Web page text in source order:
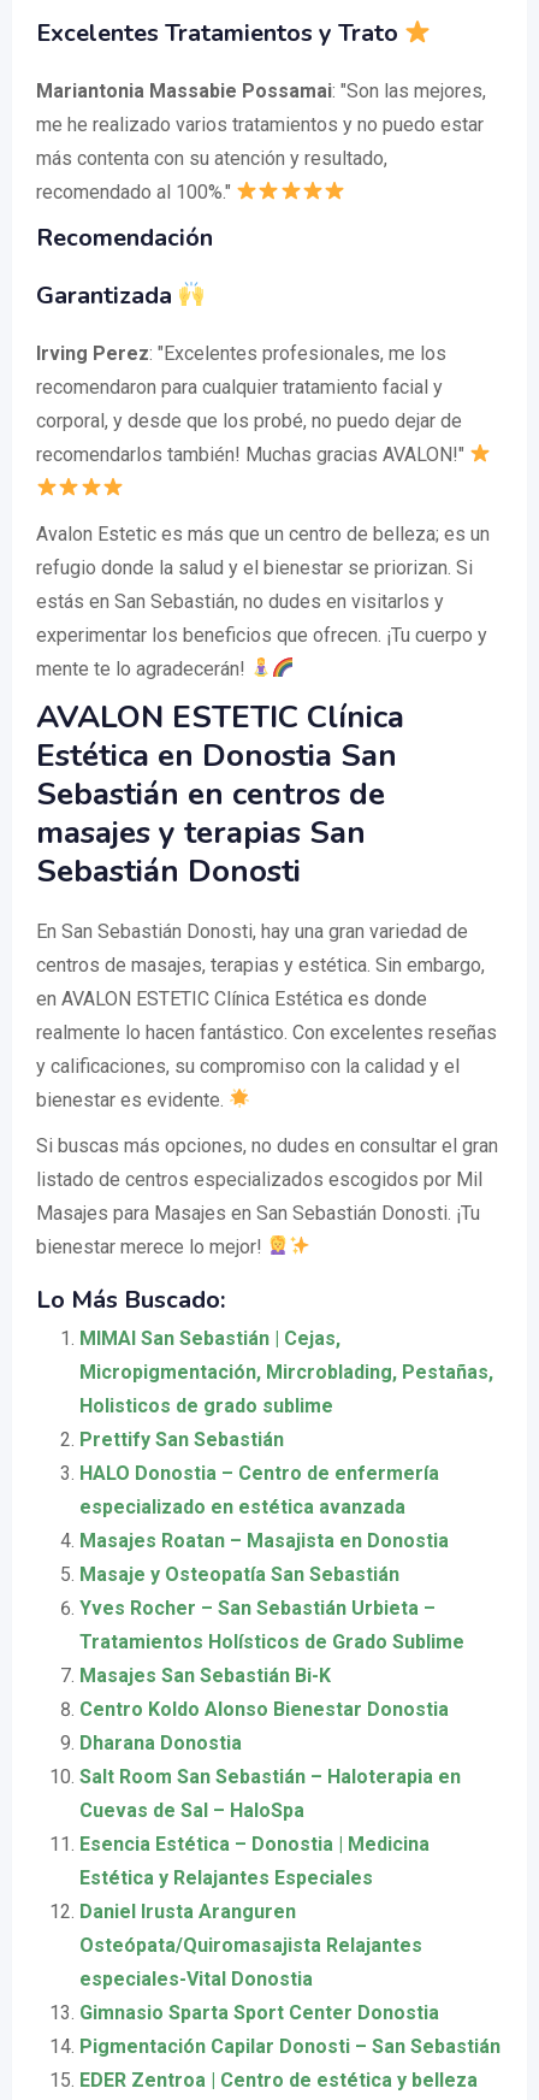
Excelentes Tratamientos y Trato
Mariantonia Massabie Possamai: "Son las mejores,
me he realizado varios tratamientos y no puedo estar
más contenta con su atención y resultado,
recomendado al 100%."
Recomendación
Garantizada
Irving Perez: "Excelentes profesionales, me los
recomendaron para cualquier tratamiento facial y
corporal, y desde que los probé, no puedo dejar de
recomendarlos también! Muchas gracias AVALON!"
Avalon Estetic es más que un centro de belleza; es un
refugio donde la salud y el bienestar se priorizan. Si
estás en San Sebastián, no dudes en visitarlos y
experimentar los beneficios que ofrecen. ¡Tu cuerpo y
mente te lo agradecerán!
AVALON ESTETIC Clínica
Estética en Donostia San
Sebastián en centros de
masajes y terapias San
Sebastián Donosti
En San Sebastián Donosti, hay una gran variedad de
centros de masajes, terapias y estética. Sin embargo,
en AVALON ESTETIC Clínica Estética es donde
realmente lo hacen fantástico. Con excelentes reseñas
y calificaciones, su compromiso con la calidad y el
bienestar es evidente.
Si buscas más opciones, no dudes en consultar el gran
listado de centros especializados escogidos por Mil
Masajes para Masajes en San Sebastián Donosti. ¡Tu
bienestar merece lo mejor!
Lo Más Buscado:
MIMAI San Sebastián | Cejas,
Micropigmentación, Mircroblading, Pestañas,
Holisticos de grado sublime
Prettify San Sebastián
HALO Donostia – Centro de enfermería
especializado en estética avanzada
Masajes Roatan – Masajista en Donostia
Masaje y Osteopatía San Sebastián
Yves Rocher – San Sebastián Urbieta –
Tratamientos Holísticos de Grado Sublime
Masajes San Sebastián Bi-K
Centro Koldo Alonso Bienestar Donostia
Dharana Donostia
Salt Room San Sebastián – Haloterapia en
Cuevas de Sal – HaloSpa
Esencia Estética – Donostia | Medicina
Estética y Relajantes Especiales
Daniel Irusta Aranguren
Osteópata/Quiromasajista Relajantes
especiales-Vital Donostia
Gimnasio Sparta Sport Center Donostia
Pigmentación Capilar Donosti – San Sebastián
EDER Zentroa | Centro de estética y belleza